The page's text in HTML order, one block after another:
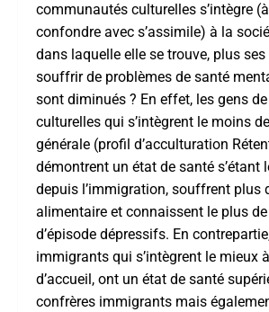
communautés culturelles s’intègre
confondre avec s’assimile) à la
dans laquelle elle se trouve, plus
souffrir de problèmes de santé
sont diminués ? En effet, les gens
culturelles qui s’intègrent le moins
générale (profil d’acculturation
démontrent un état de santé s’étant
depuis l’immigration, souffrent plus
alimentaire et connaissent le plus
d’épisode dépressifs. En
immigrants qui s’intègrent le mieux
d’accueil, ont un état de santé
confrères immigrants mais